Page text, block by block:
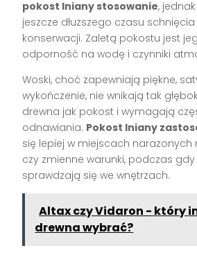
pokost lniany stosowanie,
jeszcze dłuższego czasu
konserwacji. Zaletą pokostu jest
odporność na wodę i czynniki
Woski, choć zapewniają piękne,
wykończenie, nie wnikają tak
drewna jak pokost i wymagają
odnawiania. Pokost lniany
się lepiej w miejscach narażonych
czy zmienne warunki, podczas
sprawdzają się we wnętrzach.
Altax czy Vidaron - który
drewna wybrać?